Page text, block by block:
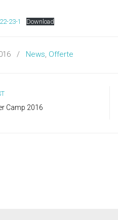
23-1 Download
/ News, Offerte
Camp 2016